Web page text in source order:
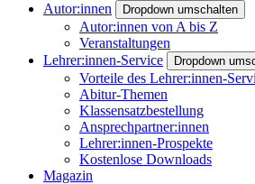
Autor:innen
Dropdown umschalten
Autor:innen von A bis Z
Veranstaltungen
Lehrer:innen-Service
Dropdown
Vorteile des Lehrer:innen-
Abitur-Themen
Klassensatzbestellung
Ansprechpartner:innen
Lehrer:innen-Prospekte
Kostenlose Downloads
Magazin